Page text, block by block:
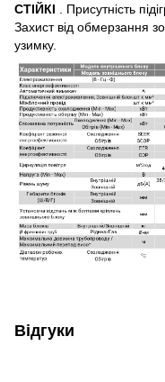
СТІЙКІ . Присутність
Захист від обмерзання
узимку.
Відгуки